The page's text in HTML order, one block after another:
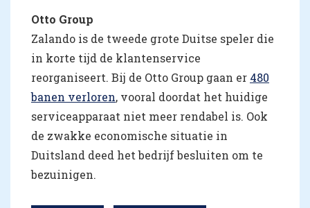
Otto Group
Zalando is de tweede grote Duitse speler die
in korte tijd de klantenservice
reorganiseert. Bij de Otto Group gaan er 480
banen verloren, vooral doordat het huidige
serviceapparaat niet meer rendabel is. Ook
de zwakke economische situatie in
Duitsland deed het bedrijf besluiten om te
bezuinigen.